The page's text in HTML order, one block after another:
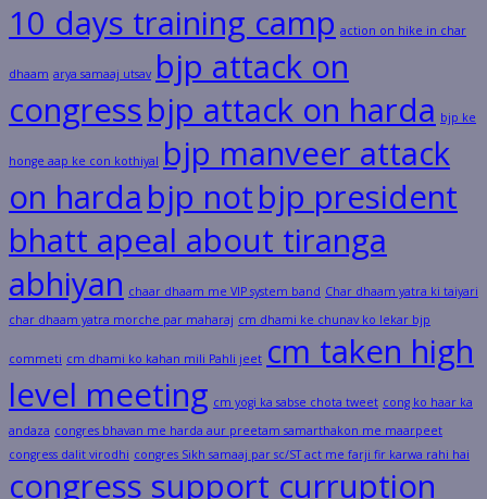
10 days training camp action on hike in char
dhaam arya samaaj utsav bjp attack on
congressbjp attack on harda bjp ke
honge aap ke con kothiyal bjp manveer attack
on harda bjp notbjp president
bhatt apeal about tiranga
abhiyan chaar dhaam me VIP system band Char dhaam yatra ki taiyari
char dhaam yatra morche par maharaj cm dhami ke chunav ko lekar bjp
commeti cm dhami ko kahan mili Pahli jeet cm taken high
level meeting cm yogi ka sabse chota tweet cong ko haar ka
andaza congres bhavan me harda aur preetam samarthakon me maarpeet
congress dalit virodhi congres Sikh samaaj par sc/ST act me farji fir karwa rahi hai
congress support curruption